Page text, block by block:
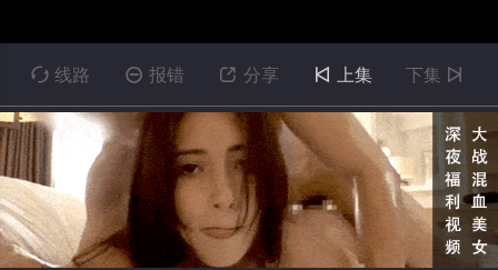
 线路  报错  分享  上集 下集 